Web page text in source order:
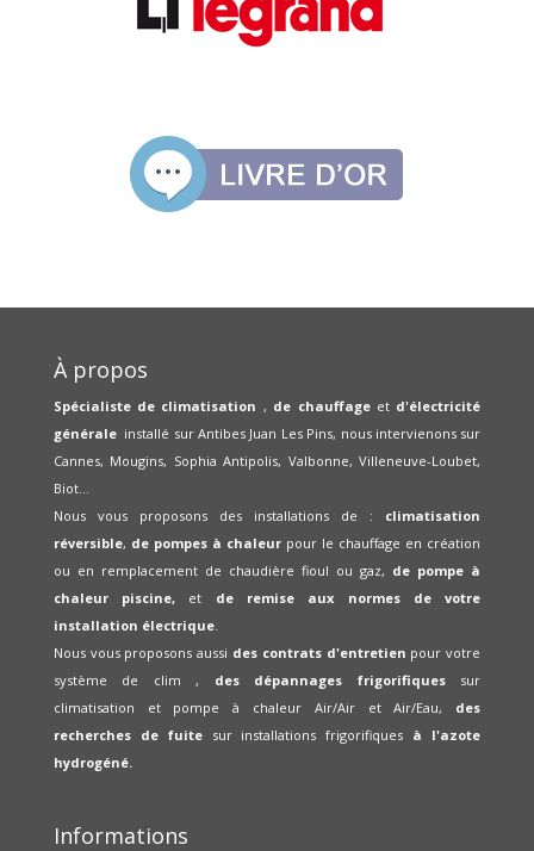
À propos
Spécialiste de climatisation , de chauffageet d'électricité
générale installé sur Antibes Juan Les Pins, nous intervienons sur
Cannes, Mougins, Sophia Antipolis, Valbonne, Villeneuve-Loubet,
Biot...
Nous vous proposons des installations de : climatisation
réversible, de pompes à chaleurpour le chauffage en création
ou en remplacement de chaudière fioul ou gaz, de pompe à
chaleur piscine, et de remise aux normes de votre
installation électrique.
Nous vous proposons aussi des contrats d'entretien pour votre
système de clim , des dépannages frigorifiquessur
climatisation et pompe à chaleur Air/Air et Air/Eau, des
recherches de fuite sur installations frigorifiques à l'azote
hydrogéné.
Informations